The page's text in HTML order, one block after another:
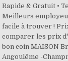
Rapide & Gratuit •
Meilleurs
facile à trouver !
comparer les prix
bon coin MAISON
Angoulême -